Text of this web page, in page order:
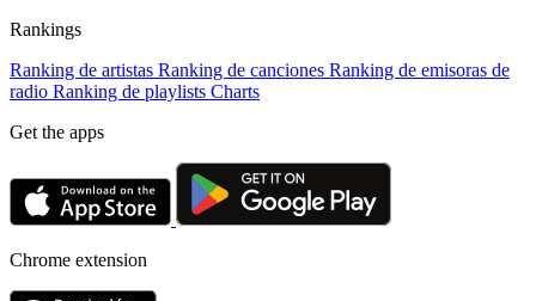
Rankings
Ranking de artistas Ranking de canciones Ranking de emisoras de
radio Ranking de playlists Charts
Get the apps
Chrome extension